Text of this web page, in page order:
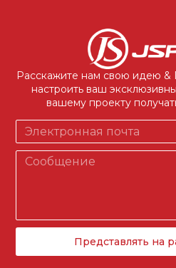
Расскажите нам свою идею
настроить ваш
вашему проекту
Представлять на